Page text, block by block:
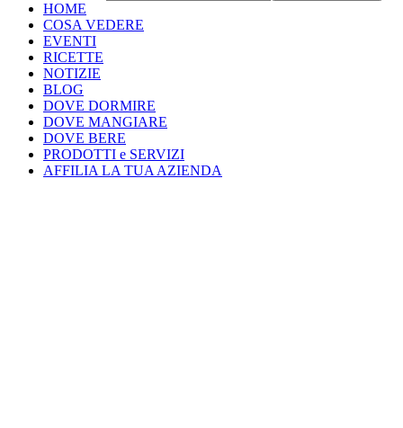
HOME
COSA VEDERE
EVENTI
RICETTE
NOTIZIE
BLOG
DOVE DORMIRE
DOVE MANGIARE
DOVE BERE
PRODOTTI e SERVIZI
AFFILIA LA TUA AZIENDA